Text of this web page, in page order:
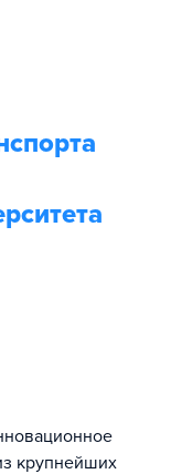
крупнейших